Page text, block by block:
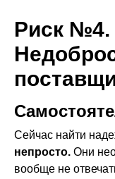
Риск №4.
Сейчас найти
непросто. Они
вообще не